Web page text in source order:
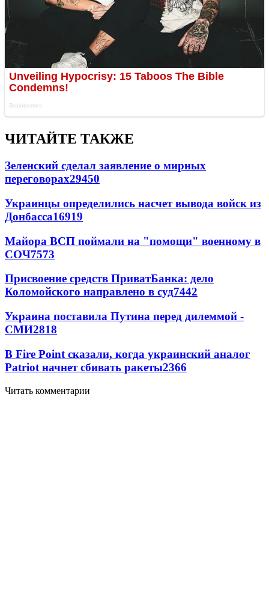
ЧИТАЙТЕ ТАКЖЕ
Зеленский сделал заявление о мирных
переговорах29450
Украинцы определились насчет вывода войск из
Донбасса16919
Майора ВСП поймали на "помощи" военному в
СОЧ7573
Присвоение средств ПриватБанка: дело
Коломойского направлено в суд7442
Украина поставила Путина перед дилеммой -
СМИ2818
В Fire Point сказали, когда украинский аналог
Patriot начнет сбивать ракеты2366
Читать комментарии